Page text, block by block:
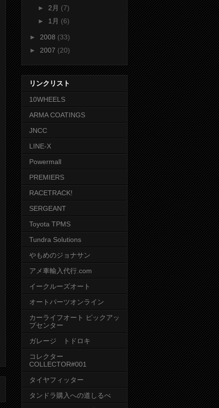
► 2月 (7)
► 1月 (6)
► 2008 (33)
► 2007 (20)
リンクリスト
10WHEELS
ARMA COATINGS
JNCC
LINE-X
Powermall
PREMIERS
RACETRACK!
SERGEANT
Toyota TPMS
Tundra Solutions
やもめのジョナサン
アメ車輸入代行.com
イークルーズオート
オートパーツオンライン
カーライフオート ピックアッ
プセンター
ガレージ トドロキ
コレクター
COLLECTOR#001
タイヤフィッター
タンドラ購入への道しるべ